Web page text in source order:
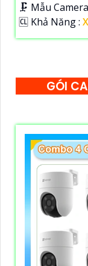
🗜️ Mẫu Camera
️🆑 Khả Năng :
GÓI